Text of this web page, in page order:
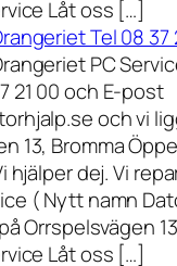
Låt oss […]
Tel 08 37
PC
21 00 och E-post
och vi
13, Bromma
hjälper dej. Vi
( Nytt namn
Orrspelsvägen
Låt oss […]